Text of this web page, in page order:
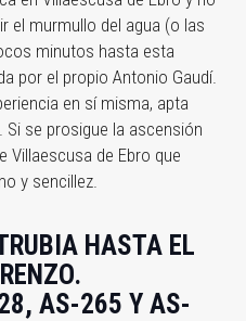
el murmullo del agua (o las
minutos hasta esta
por el propio Antonio Gaudí.
en sí misma, apta
se prosigue la ascensión
Villaescusa de Ebro que
y sencillez.
HASTA EL
AS-265 Y AS-